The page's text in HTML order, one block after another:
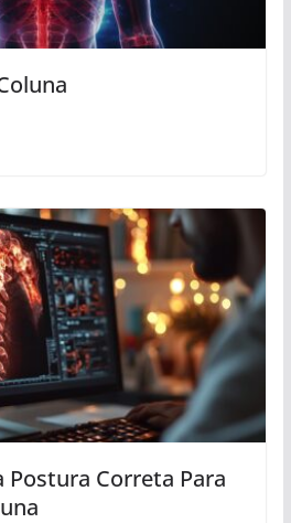
Correta Para